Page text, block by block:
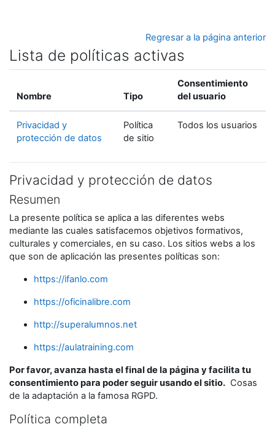
Regresar a la página anterior
Lista de políticas activas
Nombre Tipo
Consentimiento
del usuario
Privacidad y
protección de datos
Política
de sitio
Todos los usuarios
Privacidad y protección de datos
Resumen
La presente política se aplica a las diferentes webs
mediante las cuales satisfacemos objetivos formativos,
culturales y comerciales, en su caso. Los sitios webs a los
que son de aplicación las presentes políticas son:
https://ifanlo.com
https://oficinalibre.com
http://superalumnos.net
https://aulatraining.com
Por favor, avanza hasta el final de la página y facilita tu
consentimiento para poder seguir usando el sitio. Cosas
de la adaptación a la famosa RGPD.
Política completa